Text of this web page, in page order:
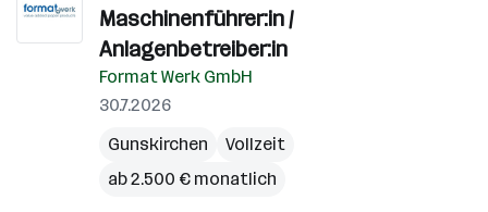
Maschinenführer:in /
Anlagenbetreiber:in
Format Werk GmbH
30.7.2026
Gunskirchen
Vollzeit
ab 2.500 € monatlich